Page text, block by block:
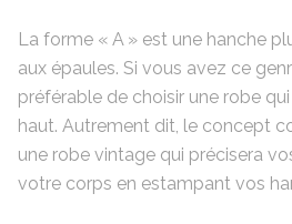
La forme « A » est une hanche
aux épaules. Si vous avez ce
préférable de choisir une robe
haut. Autrement dit, le concept
une robe vintage qui précisera
votre corps en estampant vos